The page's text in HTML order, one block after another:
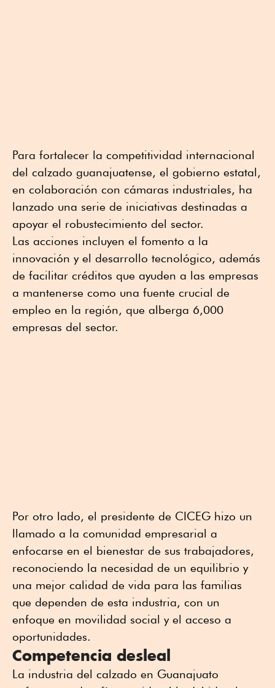
Para fortalecer la competitividad internacional
del calzado guanajuatense, el gobierno estatal,
en colaboración con cámaras industriales, ha
lanzado una serie de iniciativas destinadas a
apoyar el robustecimiento del sector.
Las acciones incluyen el fomento a la
innovación y el desarrollo tecnológico, además
de facilitar créditos que ayuden a las empresas
a mantenerse como una fuente crucial de
empleo en la región, que alberga 6,000
empresas del sector.
Por otro lado, el presidente de CICEG hizo un
llamado a la comunidad empresarial a
enfocarse en el bienestar de sus trabajadores,
reconociendo la necesidad de un equilibrio y
una mejor calidad de vida para las familias
que dependen de esta industria, con un
enfoque en movilidad social y el acceso a
oportunidades.
Competencia desleal
La industria del calzado en Guanajuato